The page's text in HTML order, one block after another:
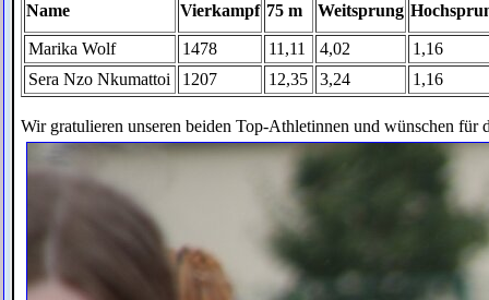
Name
Vierkampf 75 m Weitsprung
Marika Wolf 1478 11,11 4,02
1,16
Sera Nzo Nkumattoi
1207 12,35 3,24 1,16
Wir gratulieren unseren beiden Top-Athletinnen und wünschen für